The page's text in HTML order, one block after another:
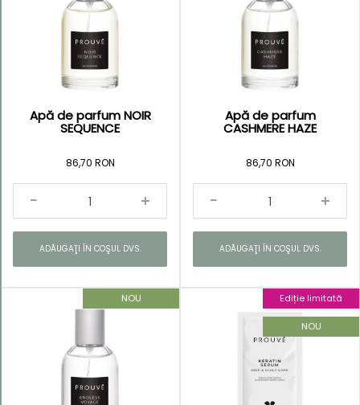
Apă de parfum NOIR
SEQUENCE
86,70 RON
ADĂUGAŢI ÎN COŞUL DVS.
Apă de parfum
CASHMERE HAZE
86,70 RON
ADĂUGAŢI ÎN COŞUL DVS.
NOU Ediție limitată
NOU